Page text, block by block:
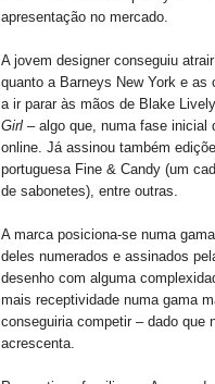
apresentação no mercado.
A jovem designer conseguiu
quanto a Barneys New York e as
a ir parar às mãos de Blake
Girl – algo que, numa fase inicial
online. Já assinou também
portuguesa Fine & Candy (um
de sabonetes), entre outras.
A marca posiciona-se numa
deles numerados e assinados
desenho com alguma
mais receptividade numa gama
conseguiria competir – dado que
acrescenta.